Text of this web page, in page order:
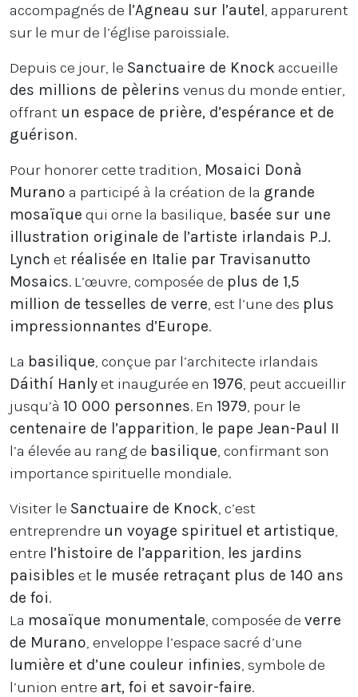
accompagnés de l’Agneau sur l’autel, apparurent
sur le mur de l’église paroissiale.
Depuis ce jour, le Sanctuaire de Knock accueille
des millions de pèlerins venus du monde entier,
offrant un espace de prière, d’espérance et de
guérison.
Pour honorer cette tradition, Mosaici Donà
Murano a participé à la création de la grande
mosaïque qui orne la basilique, basée sur une
illustration originale de l’artiste irlandais P.J.
Lynch et réalisée en Italie par Travisanutto
Mosaics. L’œuvre, composée de plus de 1,5
million de tesselles de verre, est l’une des plus
impressionnantes d’Europe.
La basilique, conçue par l’architecte irlandais
Dáithí Hanlyet inaugurée en 1976, peut accueillir
jusqu’à 10 000 personnes. En 1979, pour le
centenaire de l’apparition, le pape Jean-Paul II
l’a élevée au rang de basilique, confirmant son
importance spirituelle mondiale.
Visiter le Sanctuaire de Knock, c’est
entreprendre un voyage spirituel et artistique,
entre l’histoire de l’apparition, les jardins
paisibles et le musée retraçant plus de 140 ans
de foi.
La mosaïque monumentale, composée de verre
de Murano, enveloppe l’espace sacré d’une
lumière et d’une couleur infinies, symbole de
l’union entre art, foi et savoir-faire.